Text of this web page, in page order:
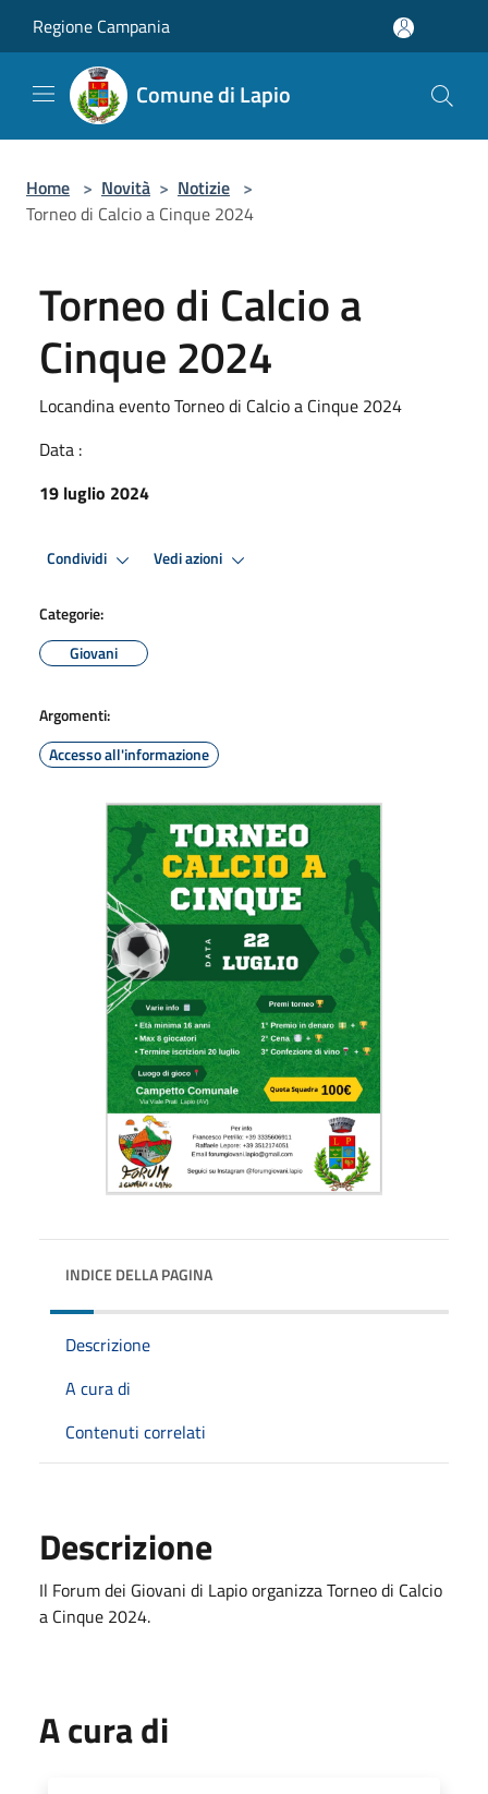
Regione Campania
Comune di Lapio
Home > Novità > Notizie >
Torneo di Calcio a Cinque 2024
Torneo di Calcio a
Cinque 2024
Locandina evento Torneo di Calcio a Cinque 2024
Data :
19 luglio 2024
Condividi Vedi azioni
Categorie:
Giovani
Argomenti:
Accesso all'informazione
INDICE DELLA PAGINA
Descrizione
A cura di
Contenuti correlati
Descrizione
Il Forum dei Giovani di Lapio organizza Torneo di Calcio
a Cinque 2024.
A cura di